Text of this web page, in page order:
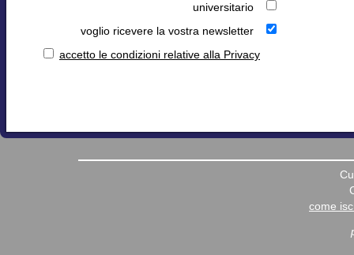
universitario
voglio ricevere la vostra newsletter
accetto le condizioni relative alla Privacy
come